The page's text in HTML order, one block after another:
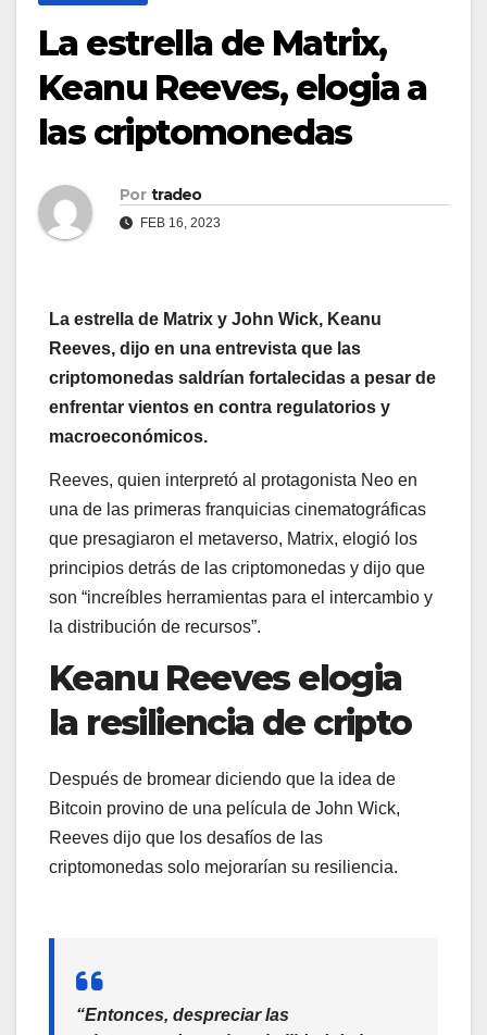
La estrella de Matrix,
Keanu Reeves, elogia a
las criptomonedas
Por tradeo
FEB 16, 2023
La estrella de Matrix y John Wick, Keanu
Reeves, dijo en una entrevista que las
criptomonedas saldrían fortalecidas a pesar de
enfrentar vientos en contra regulatorios y
macroeconómicos.
Reeves, quien interpretó al protagonista Neo en
una de las primeras franquicias cinematográficas
que presagiaron el metaverso, Matrix, elogió los
principios detrás de las criptomonedas y dijo que
son “increíbles herramientas para el intercambio y
la distribución de recursos”.
Keanu Reeves elogia
la resiliencia de cripto
Después de bromear diciendo que la idea de
Bitcoin provino de una película de John Wick,
Reeves dijo que los desafíos de las
criptomonedas solo mejorarían su resiliencia.
“Entonces, despreciar las